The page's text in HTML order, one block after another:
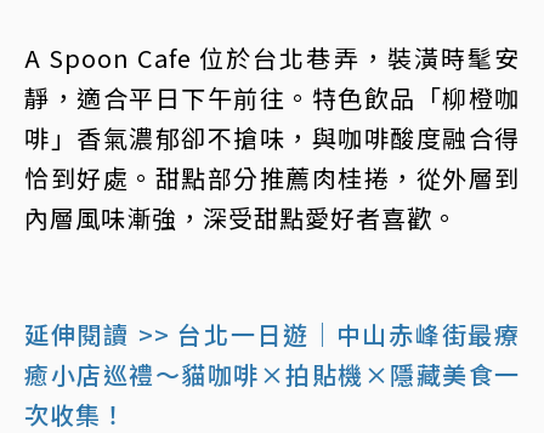
A Spoon Cafe 位於台北巷弄，裝潢時髦安
靜，適合平日下午前往。特色飲品「柳橙咖
啡」香氣濃郁卻不搶味，與咖啡酸度融合得
恰到好處。甜點部分推薦肉桂捲，從外層到
內層風味漸強，深受甜點愛好者喜歡。
延伸閱讀 >> 台北一日遊｜中山赤峰街最療
癒小店巡禮～貓咖啡×拍貼機×隱藏美食一
次收集！